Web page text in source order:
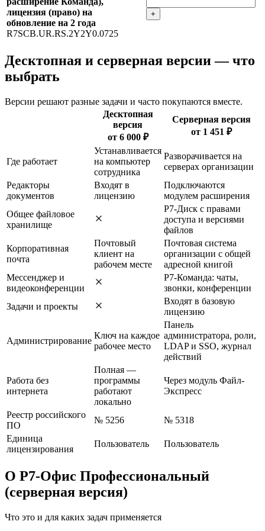
лицензия (право) на
обновление на 2 года
R7SCB.UR.RS.2Y2Y0.0725
+
Десктопная и серверная версии — что
выбрать
Версии решают разные задачи и часто покупаются вместе.
Десктопная
версия
от 6 000 ₽
Серверная версия
от 1 451 ₽
Где работает
Устанавливается
на компьютер
сотрудника
Разворачивается на
серверах организации
Редакторы
документов
Входят в
лицензию
Подключаются
модулем расширения
Общее файловое
хранилище
Р7-Диск с правами
доступа и версиями
файлов
Корпоративная
почта
Почтовый
клиент на
рабочем месте
Почтовая система
организации с общей
адресной книгой
Мессенджер и
видеоконференции
Р7-Команда: чаты,
звонки, конференции
Задачи и проекты
Входят в базовую
лицензию
Администрирование
Ключ на каждое
рабочее место
Панель
администратора, роли,
LDAP и SSO, журнал
действий
Работа без
интернета
Полная —
программы
работают
локально
Через модуль Файл-
Экспресс
Реестр российского
ПО
№ 5256
№ 5318
Единица
лицензирования
Пользователь Пользователь
О Р7-Офис Профессиональный
(серверная версия)
Что это и для каких задач применяется